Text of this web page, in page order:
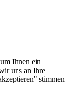
Ihnen ein
uns an Ihre
stimmen